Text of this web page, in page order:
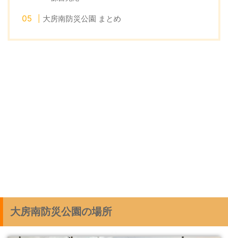
大房南防災公園 まとめ
大房南防災公園の場所